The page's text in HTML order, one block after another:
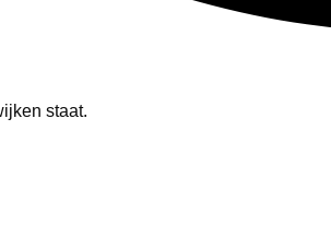
staat.